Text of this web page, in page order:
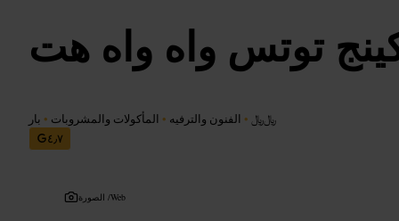
توتس واه واه هت
﷼﷼ • الفنون والترفيه • المأكولات والمشروبات • بار
٤٫٧
الصورة /Web